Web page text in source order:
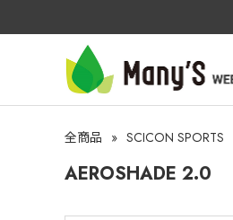
全商品 » SCICON SPORTS
AEROSHADE 2.0